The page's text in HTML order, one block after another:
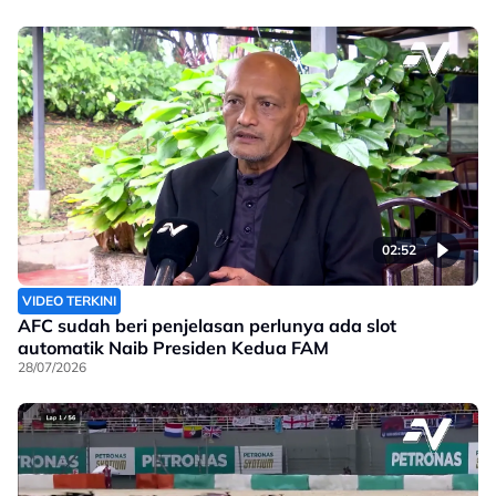
02:52
VIDEO TERKINI
AFC sudah beri penjelasan perlunya ada slot
automatik Naib Presiden Kedua FAM
28/07/2026